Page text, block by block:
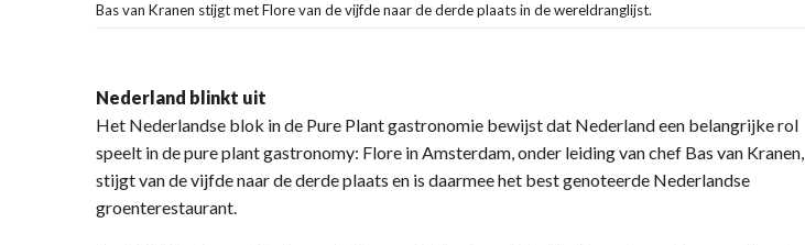
Bas van Kranen stijgt met Flore van de vijfde naar de derde plaats in de wereldranglijst.
Nederland blinkt uit
Het Nederlandse blok in de Pure Plant gastronomie bewijst dat Nederland een belangrijke rol
speelt in de pure plant gastronomy: Flore in Amsterdam, onder leiding van chef Bas van Kranen,
stijgt van de vijfde naar de derde plaats en is daarmee het best genoteerde Nederlandse
groenterestaurant.